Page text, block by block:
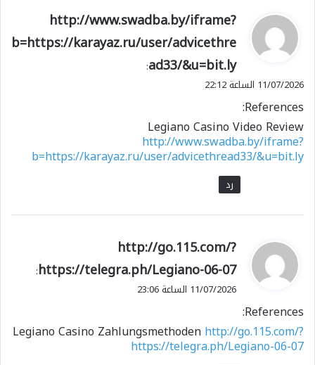
ي
و
ل
http://www.swadba.by/iframe?
b=https://karayaz.ru/user/advicethre
ad33/&u=bit.ly
:
11/07/2026 الساعة 22:12
References:
Legiano Casino Video Review
http://www.swadba.by/iframe?
b=https://karayaz.ru/user/advicethread33/&u=bit.ly
رد
ي
ق
و
ل
http://go.115.com/?
https://telegra.ph/Legiano-06-07
:
11/07/2026 الساعة 23:06
References:
Legiano Casino Zahlungsmethodenhttp://go.115.com/?
https://telegra.ph/Legiano-06-07